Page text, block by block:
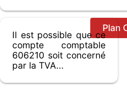
Plan
Il est possible que ce
compte comptable
606210 soit concerné
par la TVA...